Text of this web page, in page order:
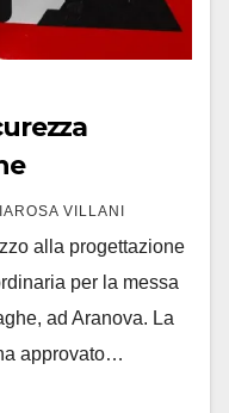
VILLANI
alla progettazione
per la messa
ad Aranova. La
approvato…